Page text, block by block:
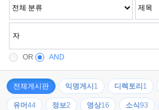
OR AND
전체게시판 익명게시1 디렉토리1
유머44 정보2 영상16 소식93